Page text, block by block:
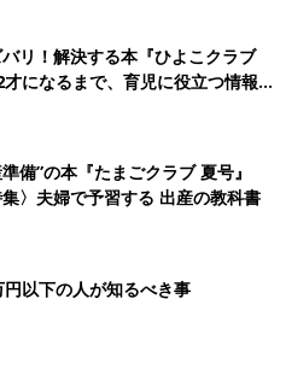
リ！解決する本『ひよこクラブ
になるまで、育児に役立つ情報が
備”の本『たまごクラブ 夏号』
集〉夫婦で予習する 出産の教科書
以下の人が知るべき事